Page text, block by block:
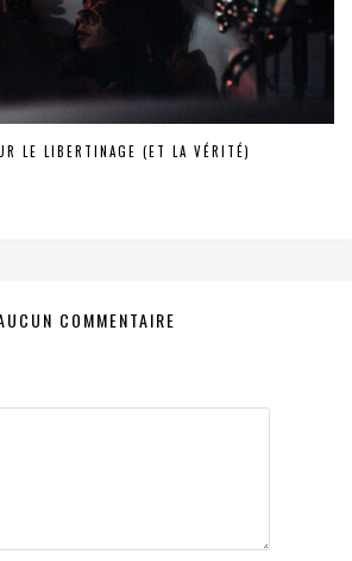
LE LIBERTINAGE (ET LA VÉRITÉ)
COMMENTAIRE